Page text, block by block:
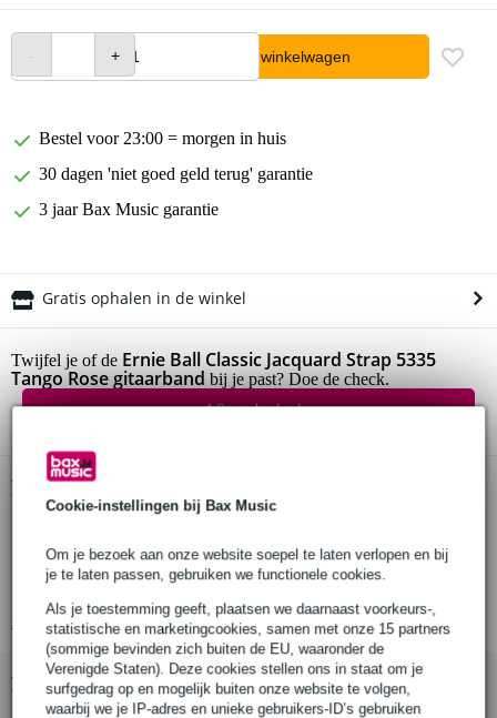
Cookie-instellingen bij Bax Music
Om je bezoek aan onze website soepel te laten verlopen en bij
je te laten passen, gebruiken we functionele cookies.
Als je toestemming geeft, plaatsen we daarnaast voorkeurs-,
statistische en marketingcookies, samen met onze 15 partners
(sommige bevinden zich buiten de EU, waaronder de
Verenigde Staten). Deze cookies stellen ons in staat om je
surfgedrag op en mogelijk buiten onze website te volgen,
waarbij we je IP-adres en unieke gebruikers-ID’s gebruiken
In winkelwagen
Bestel voor 23:00 = morgen in huis
30 dagen 'niet goed geld terug' garantie
3 jaar Bax Music garantie
Gratis ophalen in de winkel
Twijfel je of de Ernie Ball Classic Jacquard Strap 5335
Tango Rose gitaarband bij je past? Doe de check.
Start de check
Productinformatie
serie: Classic Jacquard Straps
materiaal: polypropyleen
Bekijk alle productspecificaties
Bekijk ook eens (22)